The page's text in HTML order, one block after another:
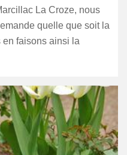
La Croze, nous
quelle que soit la
en faisons ainsi la